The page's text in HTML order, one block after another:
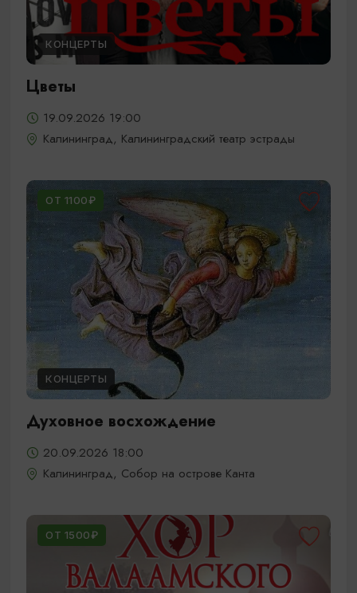
КОНЦЕРТЫ
Цветы
19.09.2026 19:00
Калининград, Калининградский театр эстрады
ОТ 1100₽
КОНЦЕРТЫ
Духовное восхождение
20.09.2026 18:00
Калининград, Собор на острове Канта
ОТ 1500₽